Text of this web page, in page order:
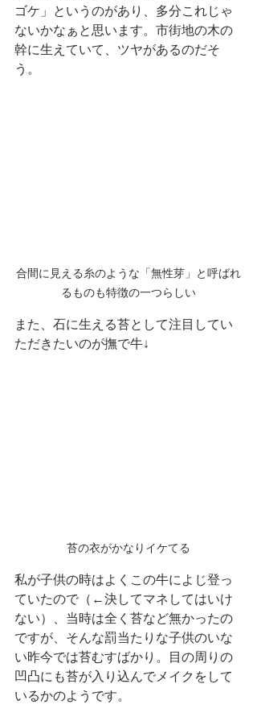
ゴケ」というのがあり、多分これじゃ
ないかなぁと思います。市街地の木の
幹に生えていて、ツヤがあるのだそ
う。
合間に見える糸のような「無性芽」と呼ばれ
るものも特徴の一つらしい
また、石に生える苔として注目してい
ただきたいのが撫で牛↓
苔の衣がかなりイケてる
私が子供の時はよくこの牛によじ登っ
ていたので（←決してマネしてはいけ
ない）、当時は全く苔など無かったの
ですが、そんな罰当たりな子供のいな
い昨今では苔むすばかり。目の周りの
凹凸にも苔が入り込んでメイクをして
いるかのようです。